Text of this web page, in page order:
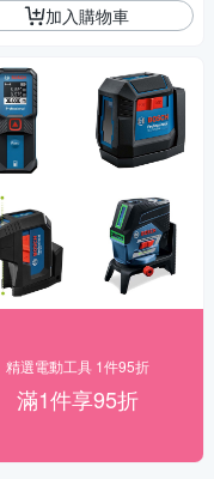
加入購物車
精選電動工具 1件95折
滿1件享95折